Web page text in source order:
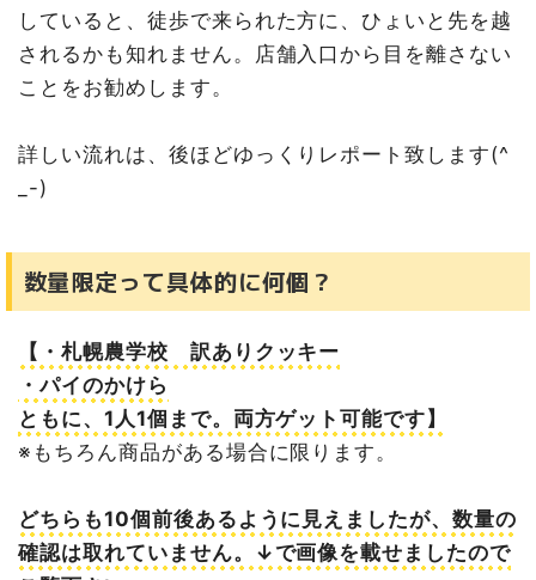
していると、徒歩で来られた方に、ひょいと先を越
されるかも知れません。店舗入口から目を離さない
ことをお勧めします。
詳しい流れは、後ほどゆっくりレポート致します(^
_-)ゞ
数量限定って具体的に何個？
【・札幌農学校 訳ありクッキー
・パイのかけら
ともに、1人1個まで。両方ゲット可能です】
※もちろん商品がある場合に限ります。
どちらも10個前後あるように見えましたが、数量の
確認は取れていません。↓で画像を載せましたので